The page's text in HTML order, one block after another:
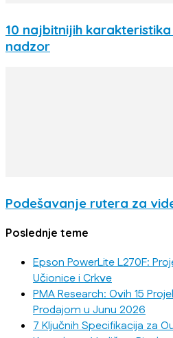
10 najbitnijih
nadzor
Podešavanje rutera za
Poslednje teme
Epson PowerLite L270F:
Učionice i Crkve
PMA Research: Ovih 15
Prodajom u Junu 2026
7 Ključnih Specifikacija za